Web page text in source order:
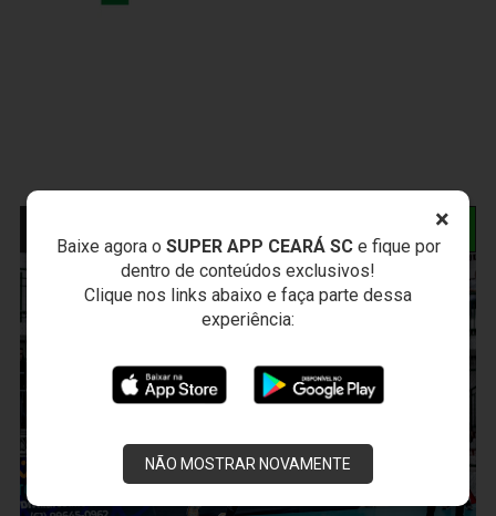
×
Baixe agora o SUPER APP CEARÁ SCe fique por
dentro de conteúdos exclusivos!
Clique nos links abaixo e faça parte dessa
experiência:
NÃO MOSTRAR NOVAMENTE